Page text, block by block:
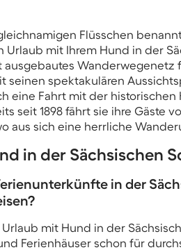
Flüsschen
Urlaub mit Ihrem Hund in der
ausgebautes Wanderwegenetz
seinen spektakulären
eine Fahrt mit der
seit 1898 fährt sie ihre Gäste
aus sich eine herrliche
in der Sächsischen
in der
mit Hund in der
Ferienhäuser schon für